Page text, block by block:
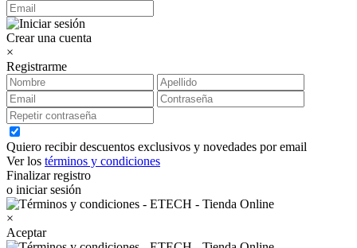
Crear una cuenta
×
Registrarme
Quiero recibir descuentos exclusivos y novedades por email
Ver los términos y condiciones
Finalizar registro
o iniciar sesión
×
Aceptar